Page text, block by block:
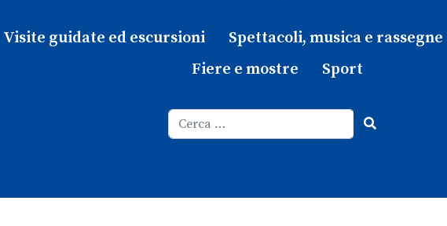
Visite guidate ed escursioni Spettacoli, musica e rassegne
Fiere e mostre
Sport